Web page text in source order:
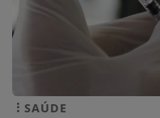
SAÚDE